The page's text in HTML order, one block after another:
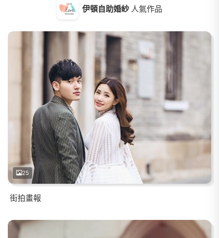
伊頓自助婚紗 人氣作品
25
街拍畫報